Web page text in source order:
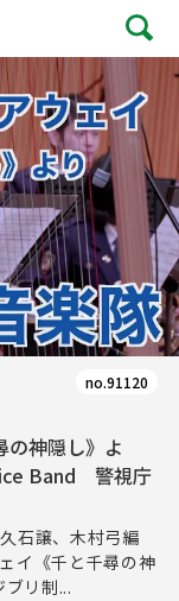
no.91120
の神隠し》よ
Band 警視庁
石譲、木村弓編
イ《千と千尋の神
リ制...